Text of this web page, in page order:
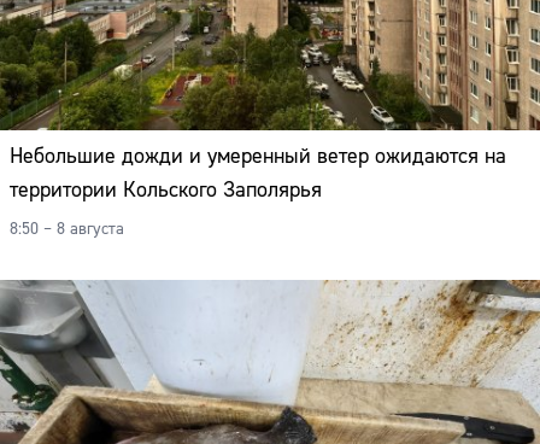
Небольшие дожди и умеренный ветер ожидаются на
территории Кольского Заполярья
8:50 – 8 августа